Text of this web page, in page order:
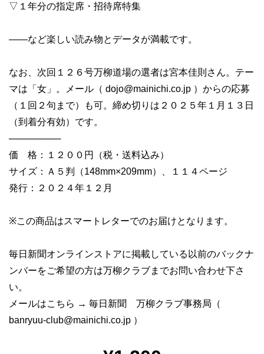
▽１年分の指定席・招待席特集
――など楽しい読み物とデータが満載です。
なお、次回１２６号万柳道場の選者は宮本佳則さん。テー
マは「女」。メール（ dojo@mainichi.co.jp ）からの応募
（１回２句まで）も可。締め切りは２０２５年１月１３日
（到着分有効）です。
────────
価 格：１２００円（税・送料込み）
サイズ：Ａ５判（148mm×209mm）、１１４ページ
発行：２０２４年１２月
※この商品はスマートレターでのお届けとなります。
毎日新聞オンラインストアに掲載している以前のバックナ
ンバーをご希望の方は万柳クラブまでお問い合わせ下さ
い。
メールはこちら → 毎日新聞 万柳クラブ事務局（
banryuu-club@mainichi.co.jp ）